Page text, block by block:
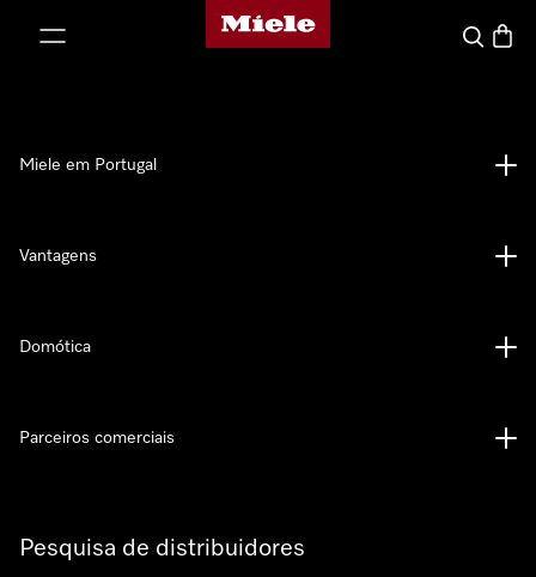
Página principal da Miele
Pesquisa
Pesquisa de distribuidores
Miele em Portugal
Vantagens
Domótica
Parceiros comerciais